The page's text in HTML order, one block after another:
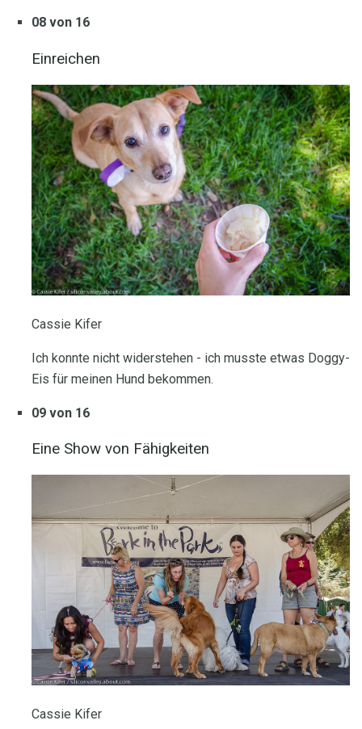
08 von 16
Einreichen
Cassie Kifer
Ich konnte nicht widerstehen - ich musste etwas Doggy-
Eis für meinen Hund bekommen.
09 von 16
Eine Show von Fähigkeiten
Cassie Kifer